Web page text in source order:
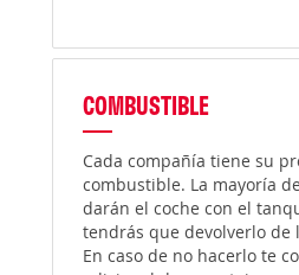
COMBUSTIBLE
Cada compañía tiene su
combustible. La mayoría
darán el coche con el
tendrás que devolverlo de
En caso de no hacerlo te